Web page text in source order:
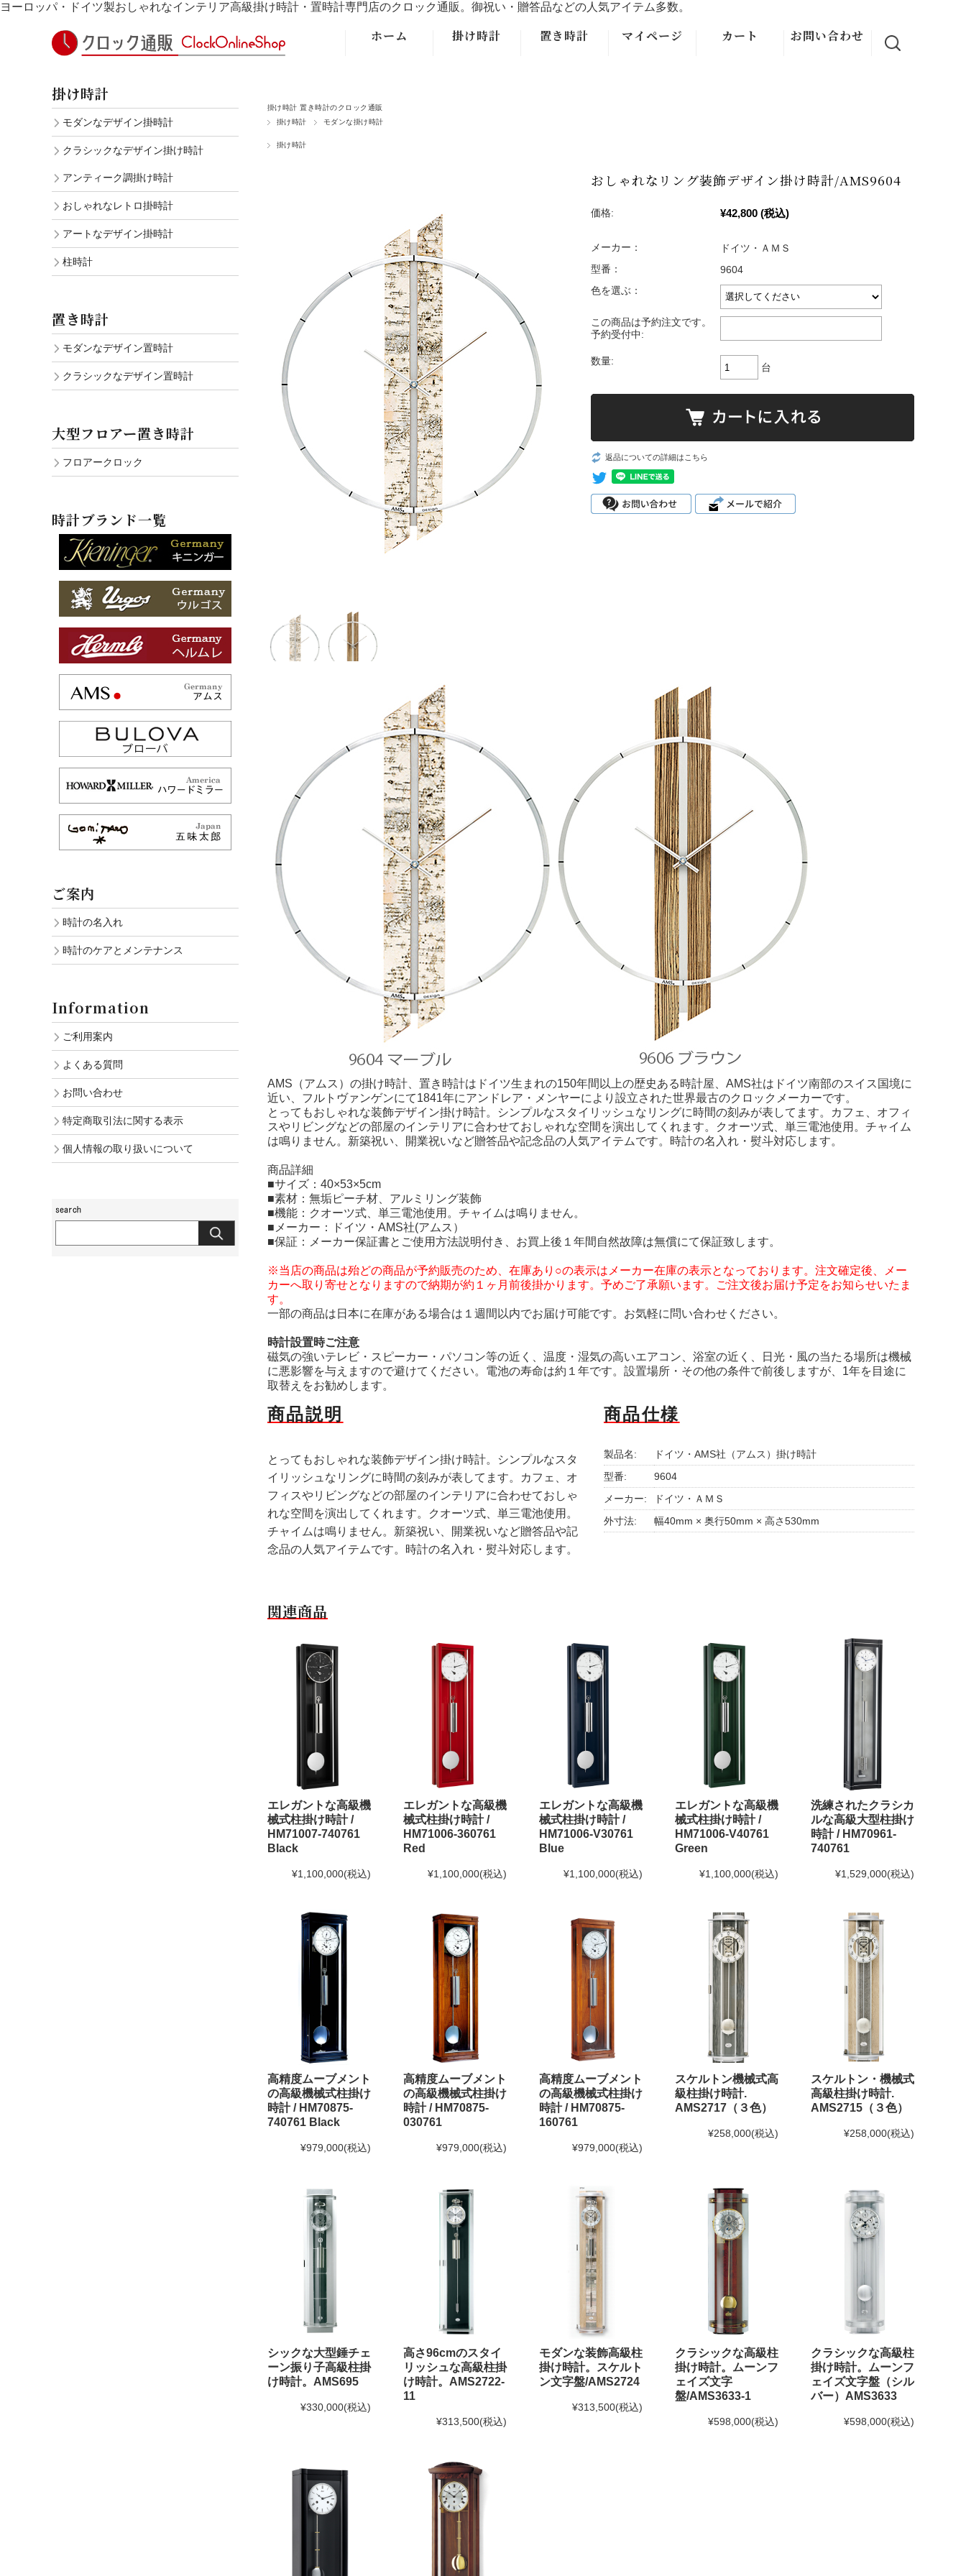
ヨーロッパ・ドイツ製おしゃれなインテリア高級掛け時計・置時計専門店のクロック通販。御祝い・贈答品などの人気アイテム多数。
ホーム 掛け時計
おしゃれなレ
トロデザイン
置き時計
大型フロアー
マイページ カート お問い合わせ
掛け時計 置き時計のクロック通販
掛け時計
モダンな掛け時計
掛け時計
おしゃれなリング装飾デザイン掛け時計/AMS9604
価格: ¥42,800 (税込)
メーカー：
ドイツ・ＡＭＳ
型番：
9604
色を選ぶ：
この商品は予約注文です。
予約受付中:
数量:
台
返品についての詳細はこちら
AMS（アムス）の掛け時計、置き時計はドイツ生まれの150年間以上の歴史ある時計屋、AMS社はドイツ南部のスイス国境に
近い、フルトヴァンゲンにて1841年にアンドレア・メンヤーにより設立された世界最古のクロックメーカーです。
とってもおしゃれな装飾デザイン掛け時計。シンプルなスタイリッシュなリングに時間の刻みが表してます。カフェ、オフィ
スやリビングなどの部屋のインテリアに合わせておしゃれな空間を演出してくれます。クオーツ式、単三電池使用。チャイム
は鳴りません。新築祝い、開業祝いなど贈答品や記念品の人気アイテムです。時計の名入れ・熨斗対応します。
商品詳細
■サイズ：40×53×5cm
■素材：無垢ピーチ材、アルミリング装飾
■機能：クオーツ式、単三電池使用。チャイムは鳴りません。
■メーカー：ドイツ・AMS社(アムス）
■保証：メーカー保証書とご使用方法説明付き、お買上後１年間自然故障は無償にて保証致します。
※当店の商品は殆どの商品が予約販売のため、在庫あり○の表示はメーカー在庫の表示となっております。注文確定後、メー
カーへ取り寄せとなりますので納期が約１ヶ月前後掛かります。予めご了承願います。ご注文後お届け予定をお知らせいたま
す。
一部の商品は日本に在庫がある場合は１週間以内でお届け可能です。お気軽に問い合わせください。
時計設置時ご注意
磁気の強いテレビ・スピーカー・パソコン等の近く、温度・湿気の高いエアコン、浴室の近く、日光・風の当たる場所は機械
に悪影響を与えますので避けてください。電池の寿命は約１年です。設置場所・その他の条件で前後しますが、1年を目途に
取替えをお勧めします。
商品説明
とってもおしゃれな装飾デザイン掛け時計。シンプルなスタ
イリッシュなリングに時間の刻みが表してます。カフェ、オ
フィスやリビングなどの部屋のインテリアに合わせておしゃ
れな空間を演出してくれます。クオーツ式、単三電池使用。
チャイムは鳴りません。新築祝い、開業祝いなど贈答品や記
念品の人気アイテムです。時計の名入れ・熨斗対応します。
商品仕様
製品名:
ドイツ・AMS社（アムス）掛け時計
型番:
9604
メーカー:
ドイツ・ＡＭＳ
外寸法:
幅40mm × 奥行50mm × 高さ530mm
関連商品
エレガントな高級機
械式柱掛け時計 /
HM71007-740761
Black
¥1,100,000(税込)
エレガントな高級機
械式柱掛け時計 /
HM71006-360761
Red
¥1,100,000(税込)
エレガントな高級機
械式柱掛け時計 /
HM71006-V30761
Blue
¥1,100,000(税込)
エレガントな高級機
械式柱掛け時計 /
HM71006-V40761
Green
¥1,100,000(税込)
洗練されたクラシカ
ルな高級大型柱掛け
時計 / HM70961-
740761
¥1,529,000(税込)
高精度ムーブメント
の高級機械式柱掛け
時計 / HM70875-
740761 Black
¥979,000(税込)
高精度ムーブメント
の高級機械式柱掛け
時計 / HM70875-
030761
¥979,000(税込)
高精度ムーブメント
の高級機械式柱掛け
時計 / HM70875-
160761
¥979,000(税込)
スケルトン機械式高
級柱掛け時計.
AMS2717（３色）
¥258,000(税込)
スケルトン・機械式
高級柱掛け時計.
AMS2715（３色）
¥258,000(税込)
シックな大型錘チェ
ーン振り子高級柱掛
け時計。AMS695
¥330,000(税込)
高さ96cmのスタイ
リッシュな高級柱掛
け時計。AMS2722-
11
¥313,500(税込)
モダンな装飾高級柱
掛け時計。スケルト
ン文字盤/AMS2724
¥313,500(税込)
クラシックな高級柱
掛け時計。ムーンフ
ェイズ文字
盤/AMS3633-1
¥598,000(税込)
クラシックな高級柱
掛け時計。ムーンフ
ェイズ文字盤（シル
バー）AMS3633
¥598,000(税込)
掛け時計
モダンなデザイン掛時計
クラシックなデザイン掛け時計
アンティーク調掛け時計
おしゃれなレトロ掛時計
アートなデザイン掛時計
柱時計
置き時計
モダンなデザイン置時計
クラシックなデザイン置時計
大型フロアー置き時計
フロアークロック
時計ブランド一覧
ご案内
時計の名入れ
時計のケアとメンテナンス
Information
ご利用案内
よくある質問
お問い合わせ
特定商取引法に関する表示
個人情報の取り扱いについて